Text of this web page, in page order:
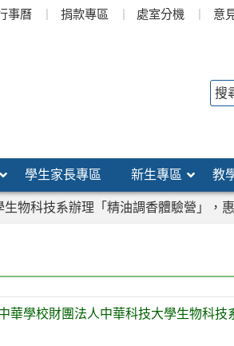
事曆 捐款專區 處室分機 意
學生家長專區 新生專區 教
物科技系辦理「精油調香體驗營」，
華學校財團法人中華科技大學生物科